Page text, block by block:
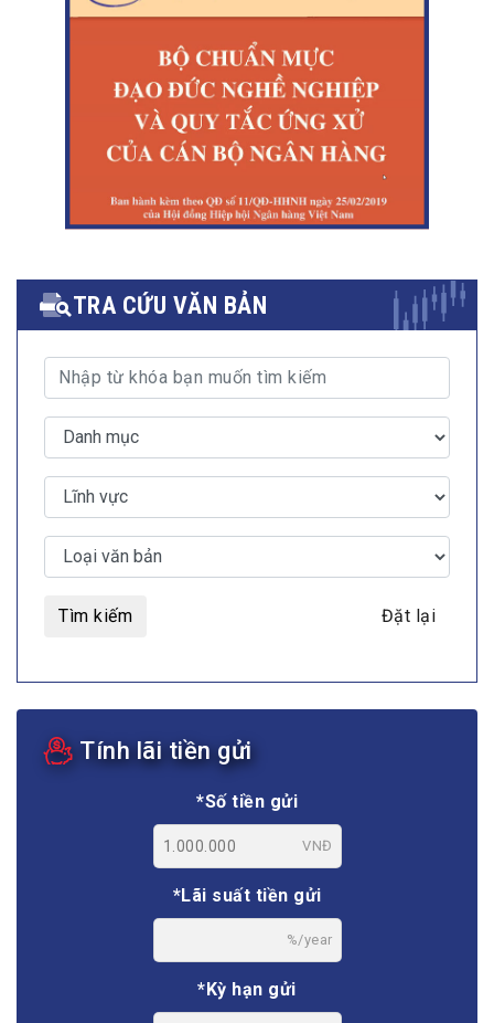
TRA CỨU VĂN BẢN
Tìm kiếm Đặt lại
Tính lãi tiền gửi
*Số tiền gửi
VNĐ
*Lãi suất tiền gửi
%/year
*Kỳ hạn gửi